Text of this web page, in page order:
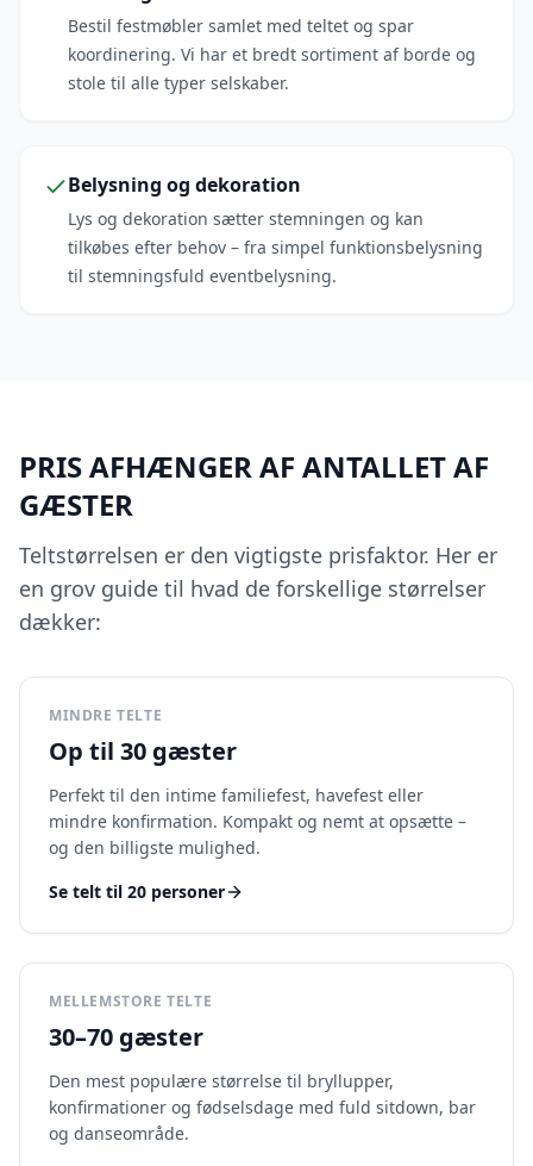
Bestil festmøbler samlet med teltet og spar
koordinering. Vi har et bredt sortiment af borde og
stole til alle typer selskaber.
Belysning og dekoration
Lys og dekoration sætter stemningen og kan
tilkøbes efter behov – fra simpel funktionsbelysning
til stemningsfuld eventbelysning.
PRIS AFHÆNGER AF ANTALLET AF
GÆSTER
Teltstørrelsen er den vigtigste prisfaktor. Her er
en grov guide til hvad de forskellige størrelser
dækker:
MINDRE TELTE
Op til 30 gæster
Perfekt til den intime familiefest, havefest eller
mindre konfirmation. Kompakt og nemt at opsætte –
og den billigste mulighed.
Se telt til 20 personer
MELLEMSTORE TELTE
30–70 gæster
Den mest populære størrelse til bryllupper,
konfirmationer og fødselsdage med fuld sitdown, bar
og danseområde.